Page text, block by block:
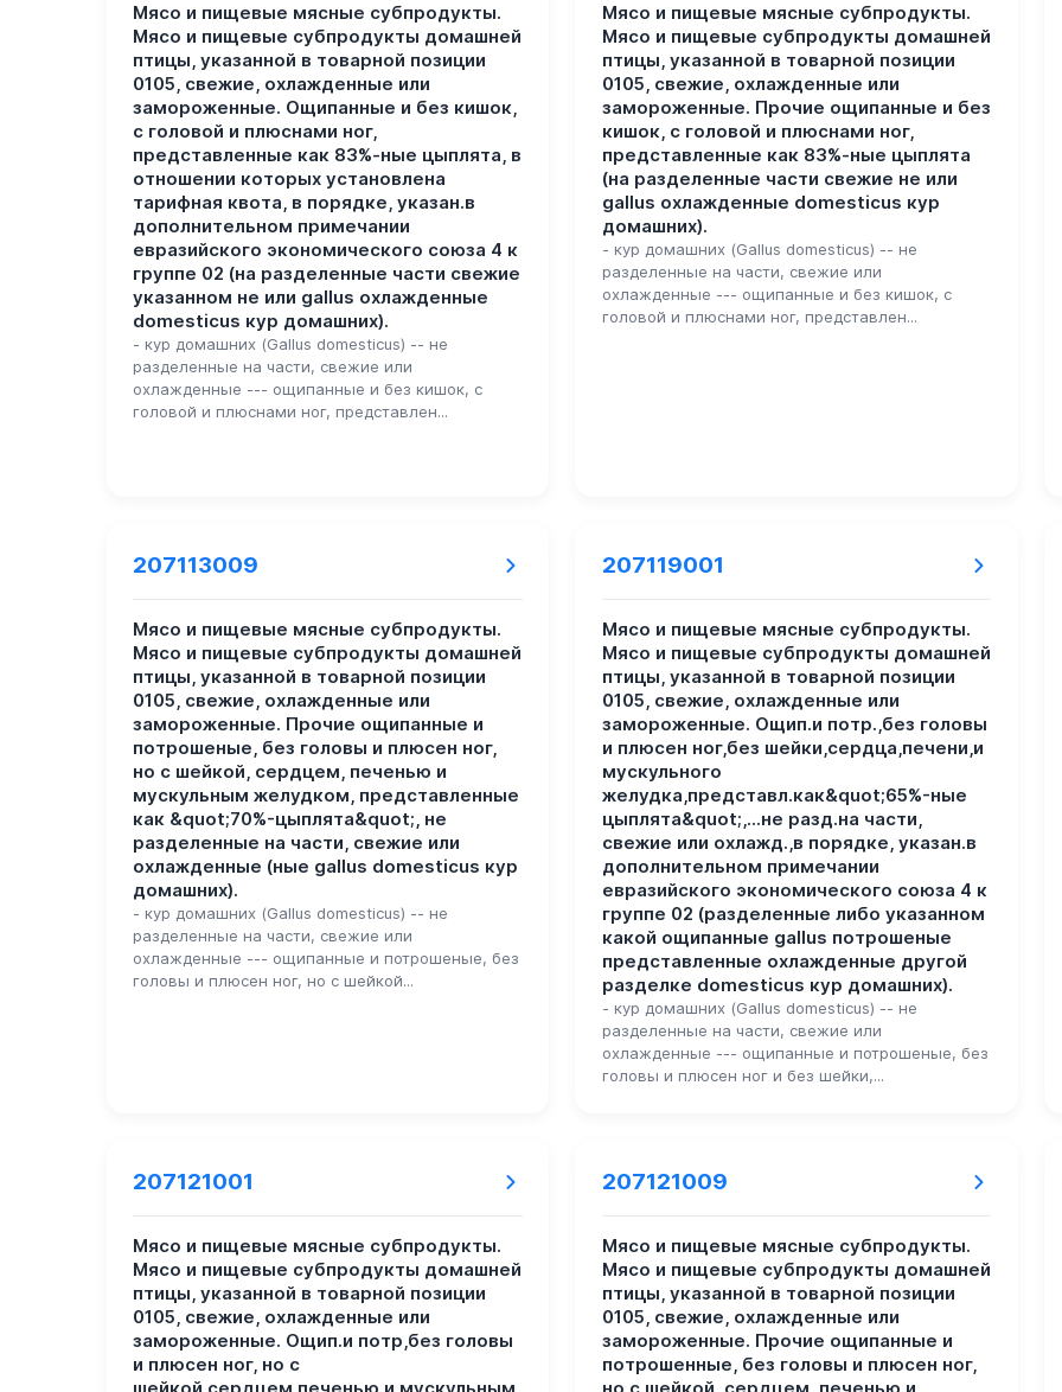
Мясо и пищевые мясные субпродукты.
Мясо и пищевые субпродукты домашней
птицы, указанной в товарной позиции
0105, свежие, охлажденные или
замороженные. Ощипанные и без кишок,
с головой и плюснами ног,
представленные как 83%-ные цыплята, в
отношении которых установлена
тарифная квота, в порядке, указан.в
дополнительном примечании
евразийского экономического союза 4 к
группе 02 (на разделенные части свежие
указанном не или gallus охлажденные
domesticus кур домашних).
- кур домашних (Gallus domesticus) -- не
разделенные на части, свежие или
охлажденные --- ощипанные и без кишок, с
головой и плюснами ног, представлен...
Мясо и пищевые мясные субпродукты.
Мясо и пищевые субпродукты домашней
птицы, указанной в товарной позиции
0105, свежие, охлажденные или
замороженные. Прочие ощипанные и без
кишок, с головой и плюснами ног,
представленные как 83%-ные цыплята
(на разделенные части свежие не или
gallus охлажденные domesticus кур
домашних).
- кур домашних (Gallus domesticus) -- не
разделенные на части, свежие или
охлажденные --- ощипанные и без кишок, с
головой и плюснами ног, представлен...
207113009
Мясо и пищевые мясные субпродукты.
Мясо и пищевые субпродукты домашней
птицы, указанной в товарной позиции
0105, свежие, охлажденные или
замороженные. Прочие ощипанные и
потрошеные, без головы и плюсен ног,
но с шейкой, сердцем, печенью и
мускульным желудком, представленные
как &quot;70%-цыплята&quot;, не
разделенные на части, свежие или
охлажденные (ные gallus domesticus кур
домашних).
- кур домашних (Gallus domesticus) -- не
разделенные на части, свежие или
охлажденные --- ощипанные и потрошеные, без
головы и плюсен ног, но с шейкой...
207119001
Мясо и пищевые мясные субпродукты.
Мясо и пищевые субпродукты домашней
птицы, указанной в товарной позиции
0105, свежие, охлажденные или
замороженные. Ощип.и потр.,без головы
и плюсен ног,без шейки,сердца,печени,и
мускульного
желудка,представл.как&quot;65%-ные
цыплята&quot;,...не разд.на части,
свежие или охлажд.,в порядке, указан.в
дополнительном примечании
евразийского экономического союза 4 к
группе 02 (разделенные либо указанном
какой ощипанные gallus потрошеные
представленные охлажденные другой
разделке domesticus кур домашних).
- кур домашних (Gallus domesticus) -- не
разделенные на части, свежие или
охлажденные --- ощипанные и потрошеные, без
головы и плюсен ног и без шейки,...
207121001
Мясо и пищевые мясные субпродукты.
Мясо и пищевые субпродукты домашней
птицы, указанной в товарной позиции
0105, свежие, охлажденные или
замороженные. Ощип.и потр,без головы
и плюсен ног, но с
207121009
Мясо и пищевые мясные субпродукты.
Мясо и пищевые субпродукты домашней
птицы, указанной в товарной позиции
0105, свежие, охлажденные или
замороженные. Прочие ощипанные и
потрошенные, без головы и плюсен ног,